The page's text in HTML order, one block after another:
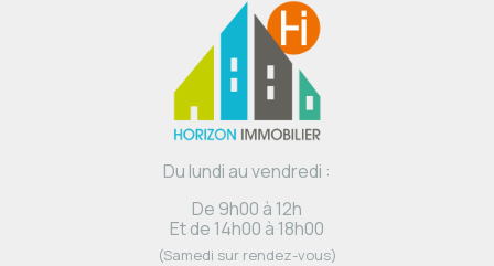
Du lundi au vendredi :
De 9h00 à 12h
Et de 14h00 à 18h00
(Samedi sur rendez-vous)